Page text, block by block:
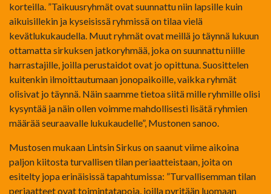
korteilla. ”Taikuusryhmät ovat suunnattu niin lapsille kuin
aikuisillekin ja kyseisissä ryhmissä on tilaa vielä
kevätlukukaudella. Muut ryhmät ovat meillä jo täynnä lukuun
ottamatta sirkuksen jatkoryhmää, joka on suunnattu niille
harrastajille, joilla perustaidot ovat jo opittuna. Suosittelen
kuitenkin ilmoittautumaan jonopaikoille, vaikka ryhmät
olisivat jo täynnä. Näin saamme tietoa siitä mille ryhmille olisi
kysyntää ja näin ollen voimme mahdollisesti lisätä ryhmien
määrää seuraavalle lukukaudelle”, Mustonen sanoo.
Mustosen mukaan Lintsin Sirkus on saanut viime aikoina
paljon kiitosta turvallisen tilan periaatteistaan, joita on
esitelty jopa erinäisissä tapahtumissa: ”Turvallisemman tilan
periaatteet ovat toimintatapoja, joilla pyritään luomaan